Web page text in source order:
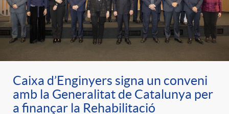
s
Caixa d’Enginyers signa un conveni
amb la Generalitat de Catalunya per
a finançar la Rehabilitació